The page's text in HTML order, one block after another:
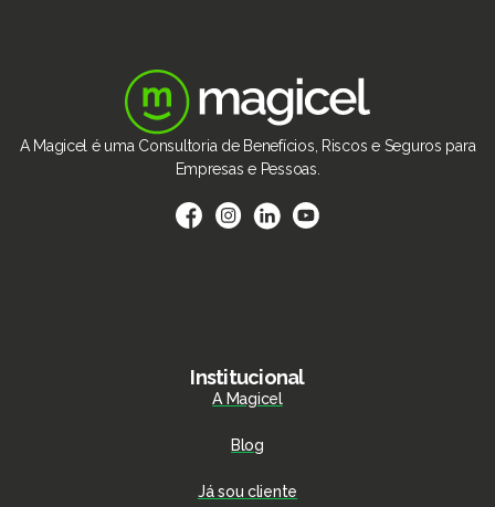
A Magicel é uma Consultoria de Benefícios, Riscos e Seguros para
Empresas e Pessoas.
Institucional
A Magicel
Blog
Já sou cliente